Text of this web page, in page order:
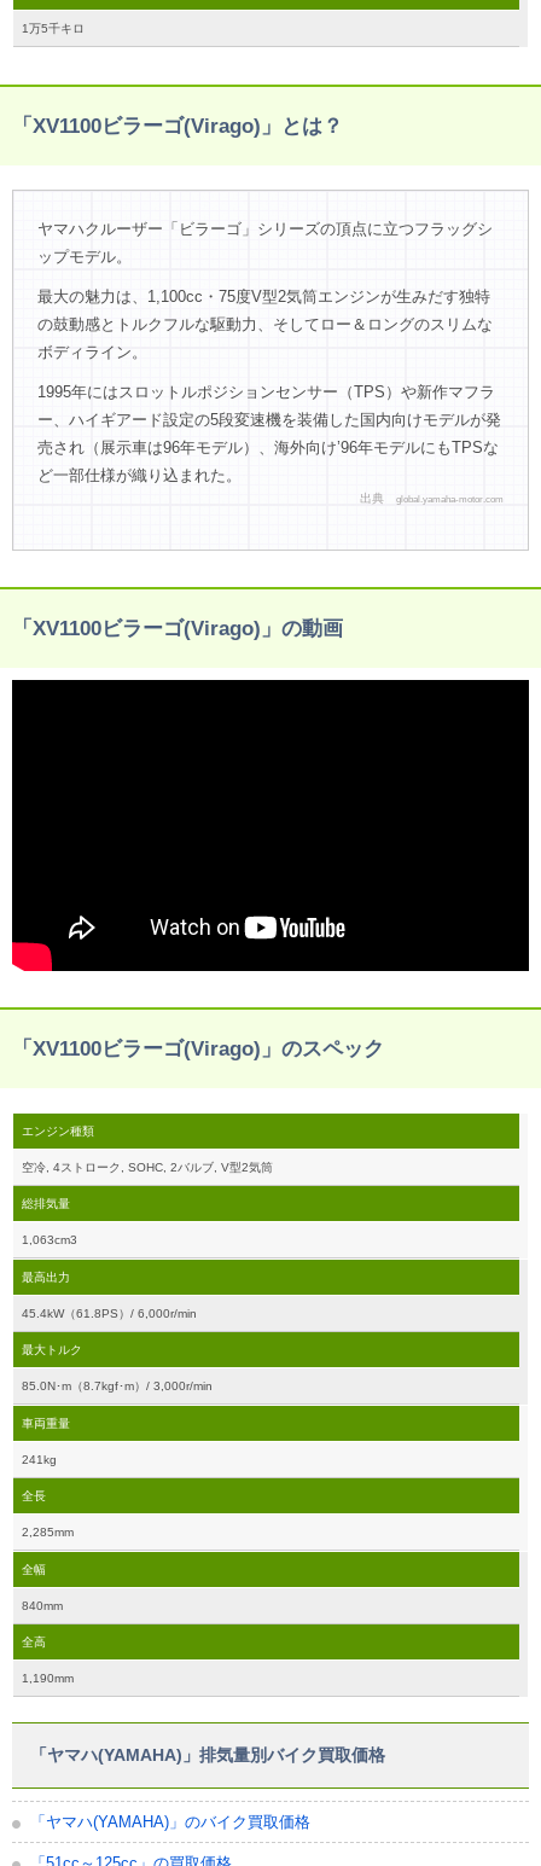
1万5千キロ
「XV1100ビラーゴ(Virago)」とは？
ヤマハクルーザー「ビラーゴ」シリーズの頂点に立つフラッグシ
ップモデル。
最大の魅力は、1,100cc・75度V型2気筒エンジンが生みだす独特
の鼓動感とトルクフルな駆動力、そしてロー＆ロングのスリムな
ボディライン。
1995年にはスロットルポジションセンサー（TPS）や新作マフラ
ー、ハイギアード設定の5段変速機を装備した国内向けモデルが発
売され（展示車は96年モデル）、海外向け’96年モデルにもTPSな
ど一部仕様が織り込まれた。
出典 global.yamaha-motor.com
「XV1100ビラーゴ(Virago)」の動画
「XV1100ビラーゴ(Virago)」のスペック
エンジン種類
空冷, 4ストローク, SOHC, 2バルブ, V型2気筒
総排気量
1,063cm3
最高出力
45.4kW（61.8PS）/ 6,000r/min
最大トルク
85.0N･m（8.7kgf･m）/ 3,000r/min
車両重量
241kg
全長
2,285mm
全幅
840mm
全高
1,190mm
「ヤマハ(YAMAHA)」排気量別バイク買取価格
「ヤマハ(YAMAHA)」のバイク買取価格